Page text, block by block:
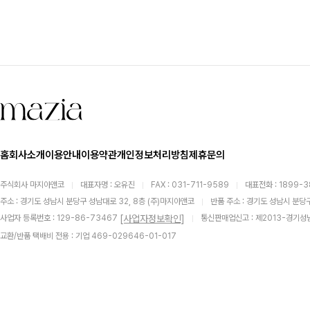
홈회사소개 이용안내이용약관개인정보처리방침제휴문의
주식회사 마지아앤코 대표자명 : 오유진 FAX : 031-711-9589
대표전화 :
주소 : 경기도 성남시 분당구 성남대로 32, 8층 (주)마지아앤코
반품 주소 : 경기도 성남시 분
사업자 등록번호 : 129-86-73467 [사업자정보확인]
통신판매업신고 : 제2013-경기
교환/반품 택배비 전용 : 기업 469-029646-01-017